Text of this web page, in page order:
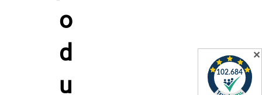
gleich mit bestellen.
Ziehen Sie die gelbe Montagehilfe (Kunststofffolie) vom
Zellkautschuk ab. Wenn Sie den EPDM-Zellkautschuk-
Streifen über eine größere Länge aufkleben, empfehlen wir
die Montagehilfe nach und nach weiter zu entfernen. Sie
✕